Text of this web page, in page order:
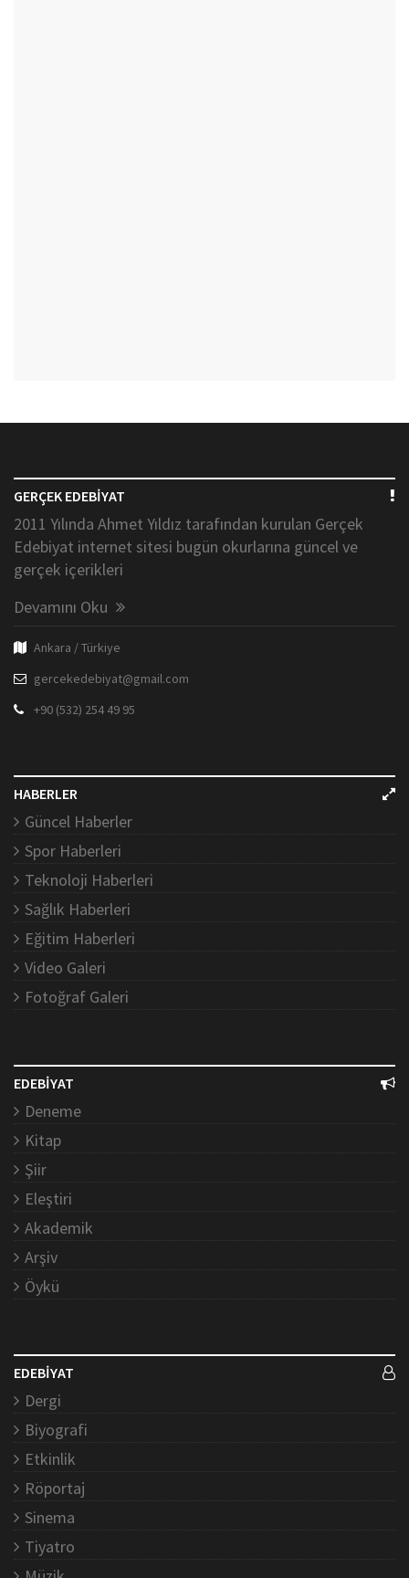
GERÇEK EDEBİYAT
2011 Yılında Ahmet Yıldız tarafından kurulan Gerçek
Edebiyat internet sitesi bugün okurlarına güncel ve
gerçek içerikleri
Devamını Oku
Ankara / Türkiye
gercekedebiyat@gmail.com
+90 (532) 254 49 95
HABERLER
Güncel Haberler
Spor Haberleri
Teknoloji Haberleri
Sağlık Haberleri
Eğitim Haberleri
Video Galeri
Fotoğraf Galeri
EDEBİYAT
Deneme
Kitap
Şiir
Eleştiri
Akademik
Arşiv
Öykü
EDEBİYAT
Dergi
Biyografi
Etkinlik
Röportaj
Sinema
Tiyatro